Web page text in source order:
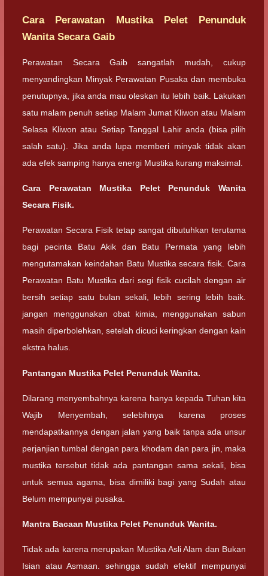
Cara Perawatan Mustika Pelet Penunduk
Wanita Secara Gaib
Perawatan Secara Gaib sangatlah mudah, cukup
menyandingkan Minyak Perawatan Pusaka dan membuka
penutupnya, jika anda mau oleskan itu lebih baik. Lakukan
satu malam penuh setiap Malam Jumat Kliwon atau Malam
Selasa Kliwon atau Setiap Tanggal Lahir anda (bisa pilih
salah satu). Jika anda lupa memberi minyak tidak akan
ada efek samping hanya energi Mustika kurang maksimal.
Cara Perawatan Mustika Pelet Penunduk Wanita
Secara Fisik.
Perawatan Secara Fisik tetap sangat dibutuhkan terutama
bagi pecinta Batu Akik dan Batu Permata yang lebih
mengutamakan keindahan Batu Mustika secara fisik. Cara
Perawatan Batu Mustika dari segi fisik cucilah dengan air
bersih setiap satu bulan sekali, lebih sering lebih baik.
jangan menggunakan obat kimia, menggunakan sabun
masih diperbolehkan, setelah dicuci keringkan dengan kain
ekstra halus.
Pantangan Mustika Pelet Penunduk Wanita.
Dilarang menyembahnya karena hanya kepada Tuhan kita
Wajib Menyembah, selebihnya karena proses
mendapatkannya dengan jalan yang baik tanpa ada unsur
perjanjian tumbal dengan para khodam dan para jin, maka
mustika tersebut tidak ada pantangan sama sekali, bisa
untuk semua agama, bisa dimiliki bagi yang Sudah atau
Belum mempunyai pusaka.
Mantra Bacaan Mustika Pelet Penunduk Wanita.
Tidak ada karena merupakan Mustika Asli Alam dan Bukan
Isian atau Asmaan. sehingga sudah efektif mempunyai